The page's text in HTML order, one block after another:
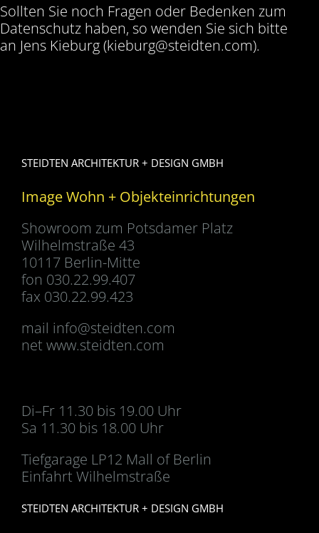
Sollten Sie noch Fragen oder Bedenken zum
Datenschutz haben, so wenden Sie sich bitte
an Jens Kieburg (kieburg@steidten.com).
STEIDTEN ARCHITEKTUR + DESIGN GMBH
Image Wohn + Objekteinrichtungen
Showroom zum Potsdamer Platz
Wilhelmstraße 43
10117 Berlin-Mitte
fon 030.22.99.407
fax 030.22.99.423
mail info@steidten.com
net www.steidten.com
Di–Fr 11.30 bis 19.00 Uhr
Sa 11.30 bis 18.00 Uhr
Tiefgarage LP12 Mall of Berlin
Einfahrt Wilhelmstraße
STEIDTEN ARCHITEKTUR + DESIGN GMBH